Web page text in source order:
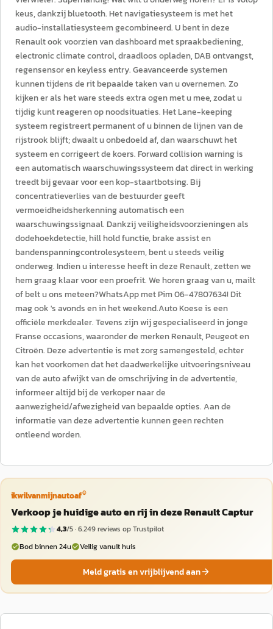
keus, dankzij bluetooth. Het navigatiesysteem is met het
audio-installatiesysteem gecombineerd. U bent in deze
Renault ook voorzien van dashboard met spraakbediening,
electronic climate control, draadloos opladen, DAB ontvangst,
regensensor en keyless entry. Geavanceerde systemen
kunnen tijdens de rit bepaalde taken van u overnemen. Zo
kijken er als het ware steeds extra ogen met u mee, zodat u
tijdig kunt reageren op noodsituaties. Het Lane-keeping
systeem registreert permanent of u binnen de lijnen van de
rijstrook blijft; dwaalt u onbedoeld af, dan waarschuwt het
systeem en corrigeert de koers. Forward collision warning is
een automatisch waarschuwingssysteem dat direct in werking
treedt bij gevaar voor een kop-staartbotsing. Bij
concentratieverlies van de bestuurder geeft
vermoeidheidsherkenning automatisch een
waarschuwingssignaal. Dankzij veiligheidsvoorzieningen als
dodehoekdetectie, hill hold functie, brake assist en
bandenspanningcontrolesysteem, bent u steeds veilig
onderweg. Indien u interesse heeft in deze Renault, zetten we
hem graag klaar voor een proefrit. We horen graag van u, mailt
of belt u ons meteen?WhatsApp met Pim 06-47807634! Dit
mag ook 's avonds en in het weekend.Auto Koese is een
officiële merkdealer. Tevens zijn wij gespecialiseerd in jonge
Franse occasions, waaronder de merken Renault, Peugeot en
Citroën. Deze advertentie is met zorg samengesteld, echter
kan het voorkomen dat het daadwerkelijke uitvoeringsniveau
van de auto afwijkt van de omschrijving in de advertentie,
informeer altijd bij de verkoper naar de
aanwezigheid/afwezigheid van bepaalde opties. Aan de
informatie van deze advertentie kunnen geen rechten
ontleend worden.
ikwilvanmijnautoaf®
Verkoop je huidige auto en rij in deze Renault Captur
4,3/5 ·6.249reviews op Trustpilot
Bod binnen 24u
Veilig vanuit huis
Meld gratis en vrijblijvend aan